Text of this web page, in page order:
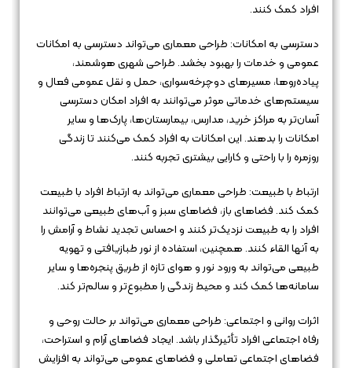
افراد کمک کنند.
دسترسی به امکانات: طراحی معماری می‌تواند دسترسی به امکانات
عمومی و خدمات را بهبود بخشد. طراحی شهری هوشمند،
پیاده‌روها، مسیرهای دوچرخه‌سواری، حمل و نقل عمومی فعال و
سیستم‌های خدماتی موثر می‌توانند به افراد امکان دسترسی
آسان‌تر به مراکز خرید، مدارس، بیمارستان‌ها، پارک‌ها و سایر
امکانات را بدهند. این امکانات به افراد کمک می‌کنند تا زندگی
روزمره را با راحتی و کارایی بیشتری تجربه کنند.
ارتباط با طبیعت: طراحی معماری می‌تواند به ارتباط افراد با طبیعت
کمک کند. فضاهای باز، فضاهای سبز و آب‌های طبیعی می‌توانند
افراد را به طبیعت نزدیک‌تر کنند و احساس تجدید نشاط و آرامش را
به آنها القاء کنند. همچنین، استفاده از نور طبازیافتی و تهویه
طبیعی می‌تواند به ورود نور و هوای تازه از طریق پنجره‌ها و سایر
سامانه‌ها کمک کند و محیط زندگی را مطبوع‌تر و سالم‌تر کند.
اثرات روانی و اجتماعی: طراحی معماری می‌تواند بر حالت روحی و
رفاه اجتماعی افراد تأثیرگذار باشد. ایجاد فضاهای آرام و استراحت،
فضاهای اجتماعی تعاملی و فضاهای عمومی می‌تواند به افزایش